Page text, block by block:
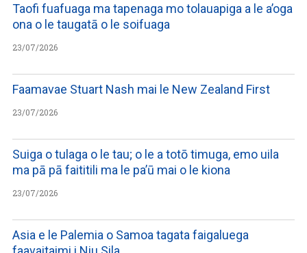
Taofi fuafuaga ma tapenaga mo tolauapiga a le a’oga
ona o le taugatā o le soifuaga
23/07/2026
Faamavae Stuart Nash mai le New Zealand First
23/07/2026
Suiga o tulaga o le tau; o le a totō timuga, emo uila
ma pā pā faititili ma le pa’ū mai o le kiona
23/07/2026
Asia e le Palemia o Samoa tagata faigaluega